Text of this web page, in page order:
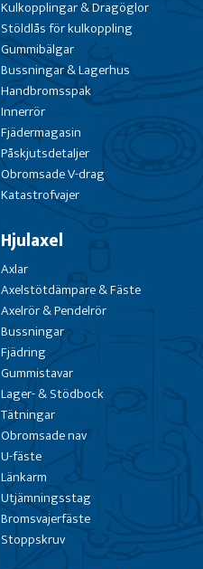
Kulkopplingar & Dragöglor
Stöldlås för kulkoppling
Gummibälgar
Bussningar & Lagerhus
Handbromsspak
Innerrör
Fjädermagasin
Påskjutsdetaljer
Obromsade V-drag
Katastrofvajer
Hjulaxel
Axlar
Axelstötdämpare & Fäste
Axelrör & Pendelrör
Bussningar
Fjädring
Gummistavar
Lager- & Stödbock
Tätningar
Obromsade nav
U-fäste
Länkarm
Utjämningsstag
Bromsvajerfäste
Stoppskruv